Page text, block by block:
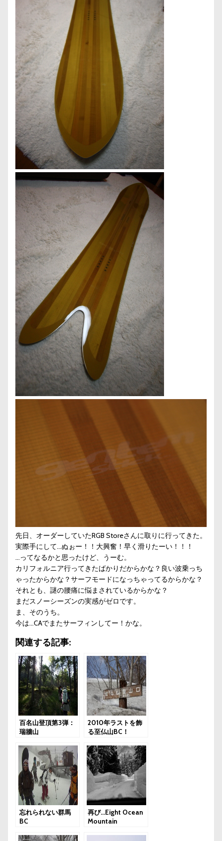
先日、オーダーしていたRGB Storeさんに取りに行ってきた。
実際手にして…ぬぉー！！大興奮！早く滑りたーい！！！
…ってなるかと思ったけど、うーむ。
カリフォルニア行ってきたばかりだからかな？良い波乗っち
ゃったからかな？サーフモードになっちゃってるからかな？
それとも、謎の腰痛に悩まされているからかな？
まだスノーシーズンの実感がゼロです。
ま、そのうち。
今は…CAでまたサーフィンしてー！かな。
関連する記事:
百名山登頂第3弾：
瑞牆山
2010年ラストを飾
る至仏山BC！
忘れられない群馬
BC
再び…Eight Ocean
Mountain